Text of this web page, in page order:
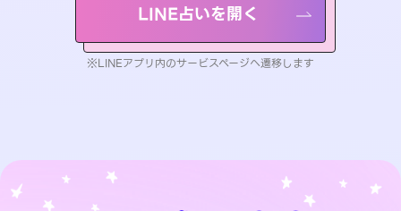
LINE占いを開く
※LINEアプリ内のサービスページへ遷移します